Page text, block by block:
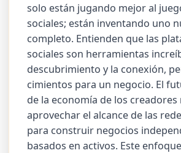
solo están jugando mejor al
sociales; están inventando uno
completo. Entienden que las
sociales son herramientas
descubrimiento y la conexión,
cimientos para un negocio. El
de la economía de los creadores
aprovechar el alcance de las
para construir negocios
basados en activos. Este